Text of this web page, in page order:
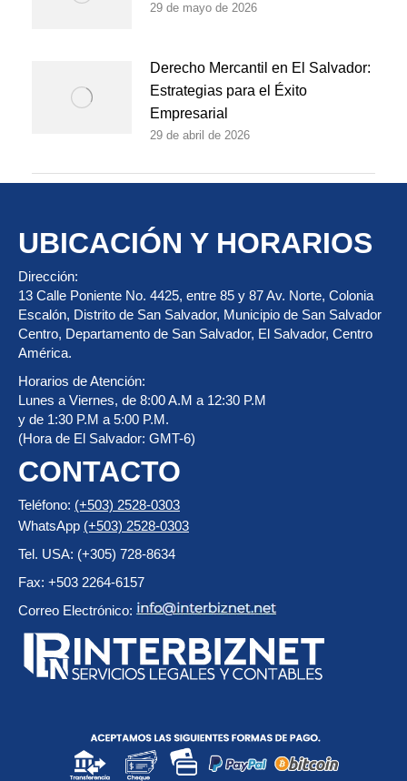
29 de mayo de 2026
Derecho Mercantil en El Salvador:
Estrategias para el Éxito
Empresarial
29 de abril de 2026
UBICACIÓN Y HORARIOS
Dirección:
13 Calle Poniente No. 4425, entre 85 y 87 Av. Norte, Colonia
Escalón, Distrito de San Salvador, Municipio de San Salvador
Centro, Departamento de San Salvador, El Salvador, Centro
América.
Horarios de Atención:
Lunes a Viernes, de 8:00 A.M a 12:30 P.M
y de 1:30 P.M a 5:00 P.M.
(Hora de El Salvador: GMT-6)
CONTACTO
Teléfono: (+503) 2528-0303
WhatsApp (+503) 2528-0303
Tel. USA: (+305) 728-8634
Fax: +503 2264-6157
Correo Electrónico: